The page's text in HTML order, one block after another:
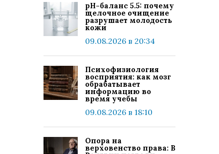
pH-баланс 5.5: почему
щелочное очищение
разрушает молодость
кожи
09.08.2026 в 20:34
Психофизиология
восприятия: как мозг
обрабатывает
информацию во
время учебы
09.08.2026 в 18:10
Опора на
верховенство права: В